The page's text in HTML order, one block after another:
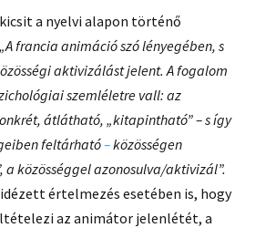
a nyelvi alapon történő
„A francia animáció szó lényegében, s
aktivizálást jelent. A fogalom
szemléletre vall: az
átlátható, „kitapintható” – s így
feltárható–közösségen
a közösséggel azonosulva/aktivizál”.
értelmezés esetében is, hogy
az animátor jelenlétét, a